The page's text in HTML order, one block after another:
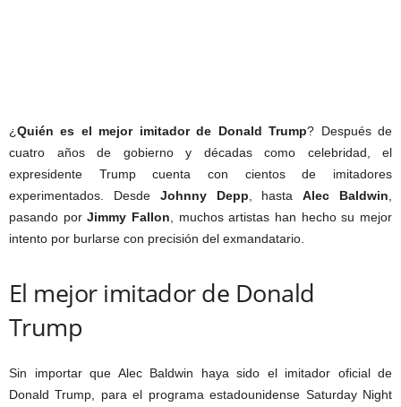
¿Quién es el mejor imitador de Donald Trump? Después de
cuatro años de gobierno y décadas como celebridad, el
expresidente Trump cuenta con cientos de imitadores
experimentados. Desde Johnny Depp , hastaAlec Baldwin
pasando porJimmy Fallon , muchos artistas han hecho su mejor
intento por burlarse con precisión del exmandatario.
El mejor imitador de Donald
Trump
Sin importar que Alec Baldwin haya sido el imitador oficial de
Donald Trump, para el programa estadounidense Saturday Night